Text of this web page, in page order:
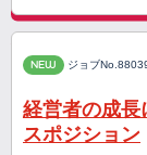
NEW ジョブ
経営者の成長
スポジション